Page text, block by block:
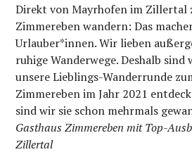
Direkt von Mayrhofen im Zillertal
Zimmereben wandern: Das
Urlauber*innen. Wir lieben
ruhige Wanderwege. Deshalb
unsere Lieblings-Wanderrunde
Zimmereben im Jahr 2021
sind wir sie schon mehrmals
Gasthaus Zimmereben mit Top-
Zillertal